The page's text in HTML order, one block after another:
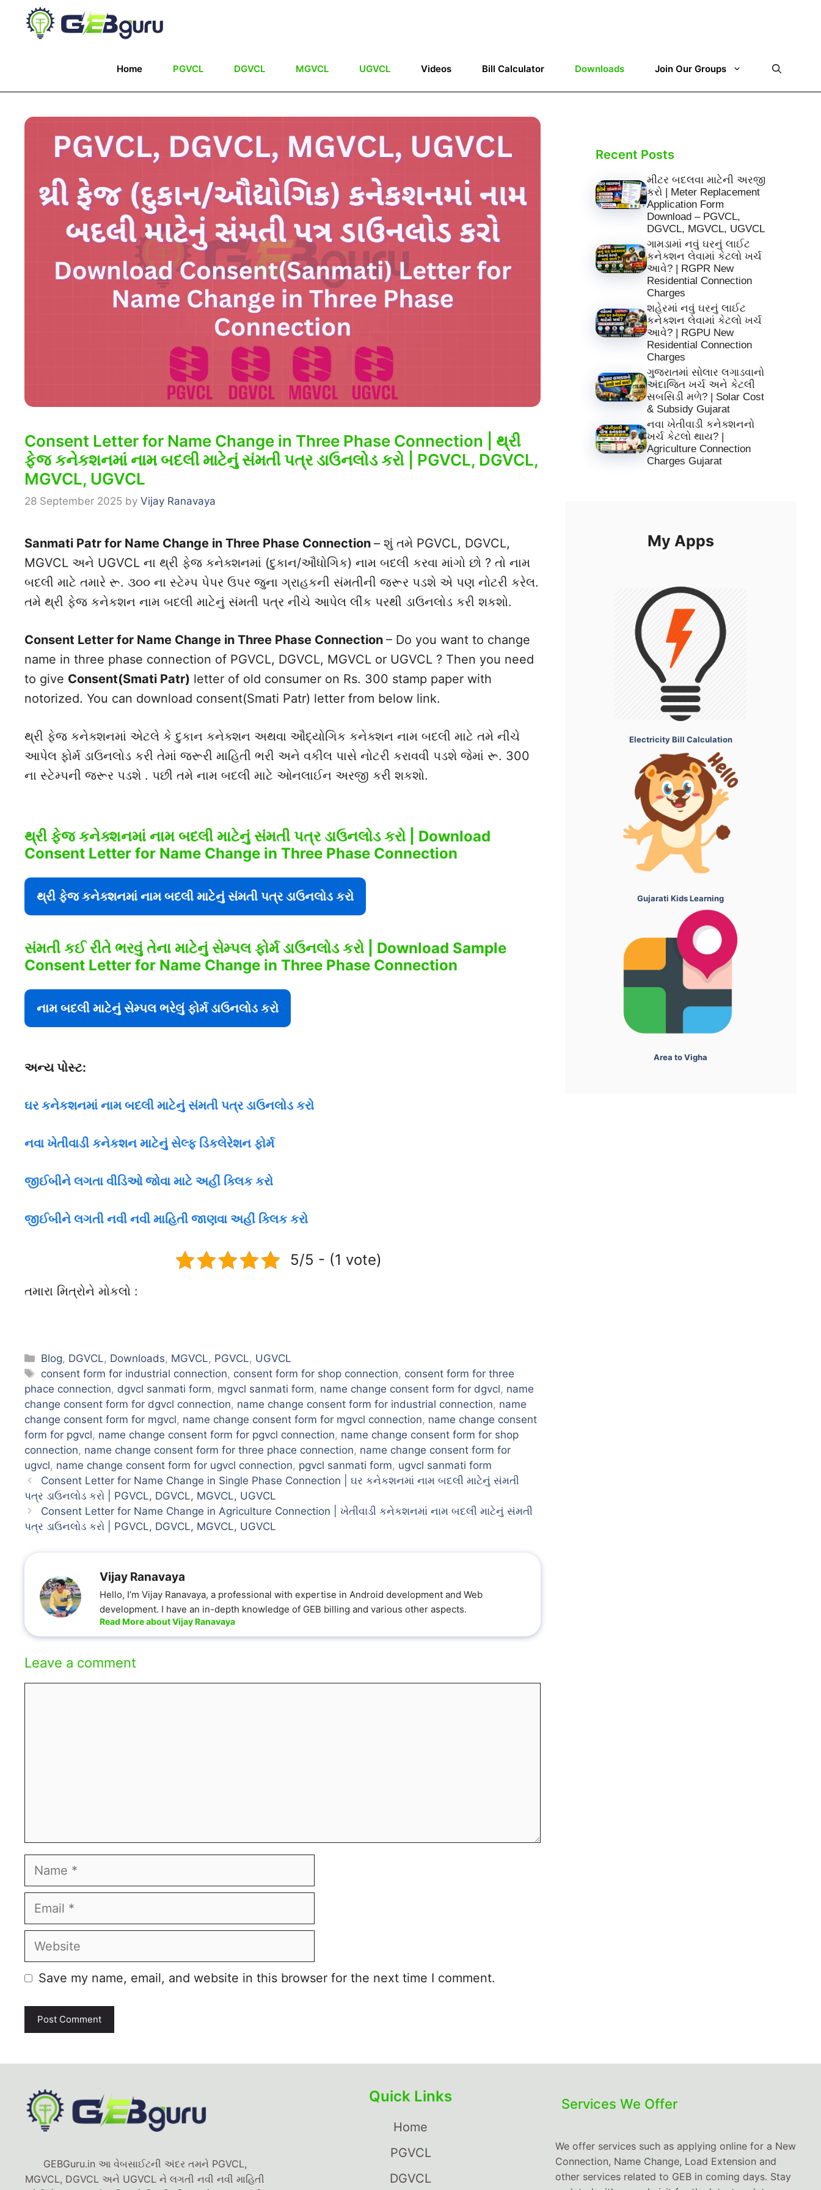
Home PGVCL DGVCL MGVCL UGVCL Videos Bill Calculator Downloads Join Our Groups
Consent Letter for Name Change in Three Phase Connection | થ્રી
ફેજ કનેકશનમાં નામ બદલી માટેનું સંમતી પત્ર ડાઉનલોડ કરો | PGVCL, DGVCL,
MGVCL, UGVCL
28 September 2025 by Vijay Ranavaya
Sanmati Patr for Name Change in Three Phase Connection – શું તમે PGVCL, DGVCL,
MGVCL અને UGVCL ના થ્રી ફેજ કનેક્શનમાં (દુકાન/ઔધોગિક) નામ બદલી કરવા માંગો છો ? તો નામ
બદલી માટે તમારે રૂ. ૩૦૦ ના સ્ટેમ્પ પેપર ઉપર જુના ગ્રાહકની સંમતીની જરૂર પડશે એ પણ નોટરી કરેલ.
તમે થ્રી ફેજ કનેકશન નામ બદલી માટેનું સંમતી પત્ર નીચે આપેલ લીંક પરથી ડાઉનલોડ કરી શકશો.
Consent Letter for Name Change in Three Phase Connection – Do you want to change
name in three phase connection of PGVCL, DGVCL, MGVCL or UGVCL ? Then you need
to give Consent(Smati Patr) letter of old consumer on Rs. 300 stamp paper with
notorized. You can download consent(Smati Patr) letter from below link.
થ્રી ફેજ કનેક્શનમાં એટલે કે દુકાન કનેક્શન અથવા ઔદ્યોગિક કનેક્શન નામ બદલી માટે તમે નીચે
આપેલ ફોર્મ ડાઉનલોડ કરી તેમાં જરૂરી માહિતી ભરી અને વકીલ પાસે નોટરી કરાવવી પડશે જેમાં રૂ. 300
ના સ્ટેમ્પની જરૂર પડશે . પછી તમે નામ બદલી માટે ઓનલાઈન અરજી કરી શકશો.
થ્રી ફેજ કનેક્શનમાં નામ બદલી માટેનું સંમતી પત્ર ડાઉનલોડ કરો | Download
Consent Letter for Name Change in Three Phase Connection
થ્રી ફેજ કનેક્શનમાં નામ બદલી માટેનું સંમતી પત્ર ડાઉનલોડ કરો
સંમતી કઈ રીતે ભરવું તેના માટેનું સેમ્પલ ફોર્મ ડાઉનલોડ કરો | Download Sample
Consent Letter for Name Change in Three Phase Connection
નામ બદલી માટેનું સેમ્પલ ભરેલું ફોર્મ ડાઉનલોડ કરો
અન્ય પોસ્ટ:
ઘર કનેકશનમાં નામ બદલી માટેનું સંમતી પત્ર ડાઉનલોડ કરો
નવા ખેતીવાડી કનેકશન માટેનું સેલ્ફ ડિકલેરેશન ફોર્મ
જીઈબીને લગતા વીડિઓ જોવા માટે અહીં ક્લિક કરો
જીઈબીને લગતી નવી નવી માહિતી જાણવા અહીં ક્લિક કરો
5/5 - (1 vote)
તમારા મિત્રોને મોકલો :
Categories
Blog, DGVCL, Downloads, MGVCL, PGVCL, UGVCL
Tags
consent form for industrial connection, consent form for shop connection, consent form for three
phace connection, dgvcl sanmati form, mgvcl sanmati form, name change consent form for dgvcl, name
change consent form for dgvcl connection, name change consent form for industrial connection, name
change consent form for mgvcl, name change consent form for mgvcl connection, name change consent
form for pgvcl, name change consent form for pgvcl connection, name change consent form for shop
connection, name change consent form for three phace connection, name change consent form for
ugvcl, name change consent form for ugvcl connection, pgvcl sanmati form, ugvcl sanmati form
Consent Letter for Name Change in Single Phase Connection | ઘર કનેકશનમાં નામ બદલી માટેનું સંમતી
પત્ર ડાઉનલોડ કરો | PGVCL, DGVCL, MGVCL, UGVCL
Consent Letter for Name Change in Agriculture Connection | ખેતીવાડી કનેકશનમાં નામ બદલી માટેનું સંમતી
પત્ર ડાઉનલોડ કરો | PGVCL, DGVCL, MGVCL, UGVCL
Vijay Ranavaya
Hello, I’m Vijay Ranavaya, a professional with expertise in Android development and Web
development. I have an in-depth knowledge of GEB billing and various other aspects.
Read More about Vijay Ranavaya
Leave a comment
Name
Email
Website
Save my name, email, and website in this browser for the next time I comment.
Recent Posts
મીટર બદલવા માટેની અરજી
કરો | Meter Replacement
Application Form
Download – PGVCL,
DGVCL, MGVCL, UGVCL
ગામડામાં નવું ઘરનું લાઈટ
કનેક્શન લેવામાં કેટલો ખર્ચ
આવે? | RGPR New
Residential Connection
Charges
શહેરમાં નવું ઘરનું લાઈટ
કનેક્શન લેવામાં કેટલો ખર્ચ
આવે? | RGPU New
Residential Connection
Charges
ગુજરાતમાં સોલાર લગાડવાનો
અંદાજિત ખર્ચ અને કેટલી
સબસિડી મળે? | Solar Cost
& Subsidy Gujarat
નવા ખેતીવાડી કનેક્શનનો
ખર્ચ કેટલો થાય? |
Agriculture Connection
Charges Gujarat
My Apps
Electricity Bill Calculation
Gujarati Kids Learning
Area to Vigha
GEBGuru.in આ વેબસાઈટની અંદર તમને PGVCL,
MGVCL, DGVCL અને UGVCL ને લગતી નવી નવી માહિતી
Quick Links
Home
PGVCL
DGVCL
Services We Offer
We offer services such as applying online for a New
Connection, Name Change, Load Extension and
other services related to GEB in coming days. Stay